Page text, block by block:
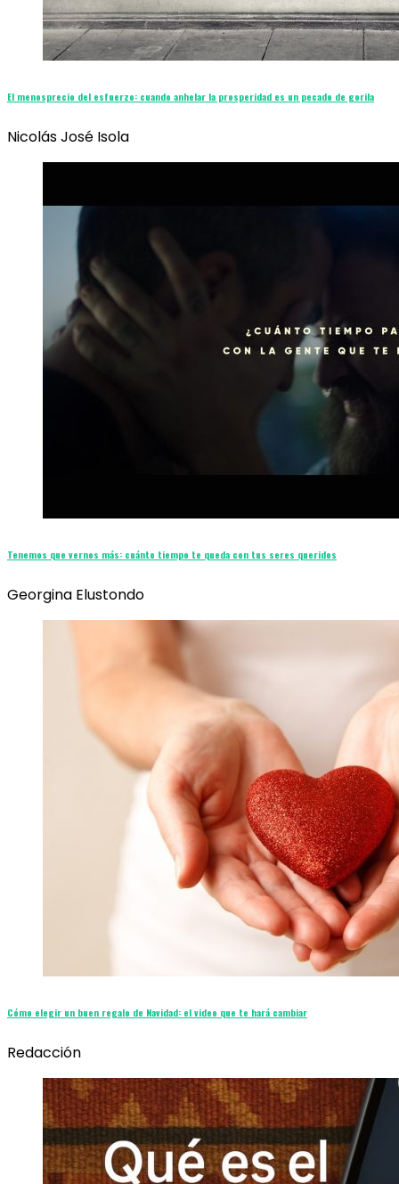
El menosprecio del esfuerzo: cuando anhelar la prosperidad es un pecado de gorila
Nicolás José Isola
Tenemos que vernos más: cuánto tiempo te queda con tus seres queridos
Georgina Elustondo
Cómo elegir un buen regalo de Navidad: el video que te hará cambiar
Redacción